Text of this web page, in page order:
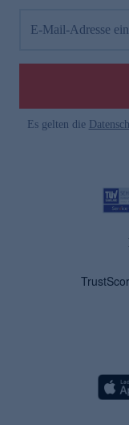
E-Mail-Adresse
Es gelten die